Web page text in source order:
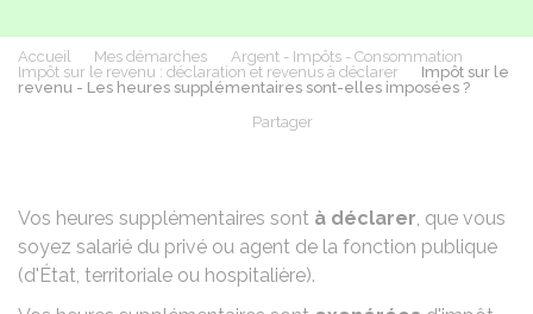
Accueil Mes démarches
Argent - Impôts - Consommation
Impôt sur le revenu : déclaration et revenus à déclarer
Impôt sur le
revenu - Les heures supplémentaires sont-elles imposées ?
Partager
Vos heures supplémentaires sont à déclarer, que vous
soyez salarié du privé ou agent de la fonction publique
(d'État, territoriale ou hospitalière).